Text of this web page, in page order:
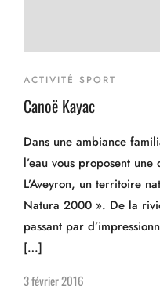
ACTIVITÉ SPORT
Canoë Kayac
Dans une ambiance
l’eau vous proposent
L’Aveyron, un territoire
Natura 2000 ». De la
passant par
[…]
3 février 2016